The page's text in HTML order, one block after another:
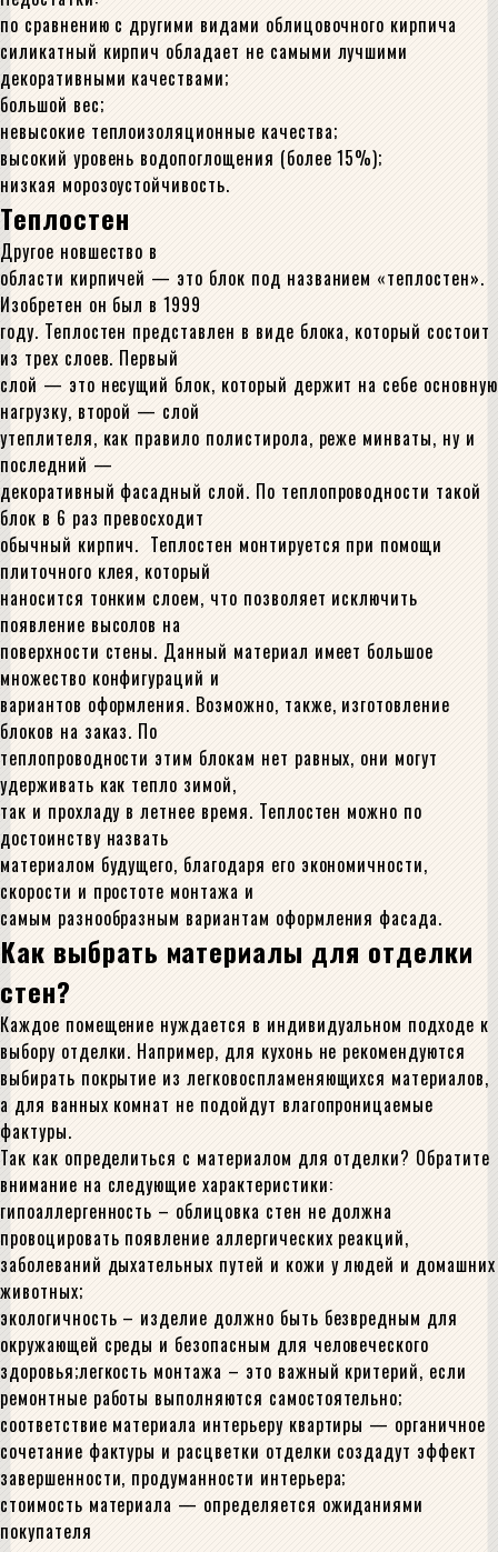
по сравнению с другими видами облицовочного кирпича
силикатный кирпич обладает не самыми лучшими
декоративными качествами;
большой вес;
невысокие теплоизоляционные качества;
высокий уровень водопоглощения (более 15%);
низкая морозоустойчивость.
Теплостен
Другое новшество в
области кирпичей — это блок под названием «теплостен».
Изобретен он был в 1999
году. Теплостен представлен в виде блока, который состоит
из трех слоев. Первый
слой — это несущий блок, который держит на себе основную
нагрузку, второй — слой
утеплителя, как правило полистирола, реже минваты, ну и
последний —
декоративный фасадный слой. По теплопроводности такой
блок в 6 раз превосходит
обычный кирпич. Теплостен монтируется при помощи
плиточного клея, который
наносится тонким слоем, что позволяет исключить
появление высолов на
поверхности стены. Данный материал имеет большое
множество конфигураций и
вариантов оформления. Возможно, также, изготовление
блоков на заказ. По
теплопроводности этим блокам нет равных, они могут
удерживать как тепло зимой,
так и прохладу в летнее время. Теплостен можно по
достоинству назвать
материалом будущего, благодаря его экономичности,
скорости и простоте монтажа и
самым разнообразным вариантам оформления фасада.
Как выбрать материалы для отделки
стен?
Каждое помещение нуждается в индивидуальном подходе к
выбору отделки. Например, для кухонь не рекомендуются
выбирать покрытие из легковоспламеняющихся материалов,
а для ванных комнат не подойдут влагопроницаемые
фактуры.
Так как определиться с материалом для отделки? Обратите
внимание на следующие характеристики:
гипоаллергенность – облицовка стен не должна
провоцировать появление аллергических реакций,
заболеваний дыхательных путей и кожи у людей и домашних
животных;
экологичность – изделие должно быть безвредным для
окружающей среды и безопасным для человеческого
здоровья;легкость монтажа – это важный критерий, если
ремонтные работы выполняются самостоятельно;
соответствие материала интерьеру квартиры — органичное
сочетание фактуры и расцветки отделки создадут эффект
завершенности, продуманности интерьера;
стоимость материала — определяется ожиданиями
покупателя